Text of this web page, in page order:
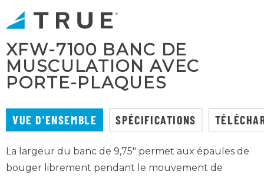
XFW-7100 BANC DE
MUSCULATION AVEC
PORTE-PLAQUES
VUE D'ENSEMBLE SPÉCIFICATIONS
La largeur du banc de 9,75" permet aux épaules de
bouger librement pendant le mouvement de